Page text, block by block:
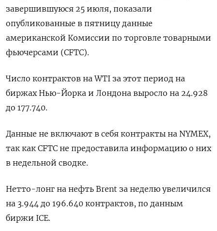
завершившуюся 25 июля, показали
опубликованные в пятницу данные
американской Комиссии по торговле товарными
фьючерсами (CFTC).
Число контрактов на WTI за этот период на
биржах Нью-Йорка и Лондона выросло на 24.928
до 177.740.
Данные не включают в себя контракты на NYMEX,
так как CFTC не предоставила информацию о них
в недельной сводке.
Нетто-лонг на нефть Brent за неделю увеличился
на 3.944 до 196.640 контрактов, по данным
биржи ICE.